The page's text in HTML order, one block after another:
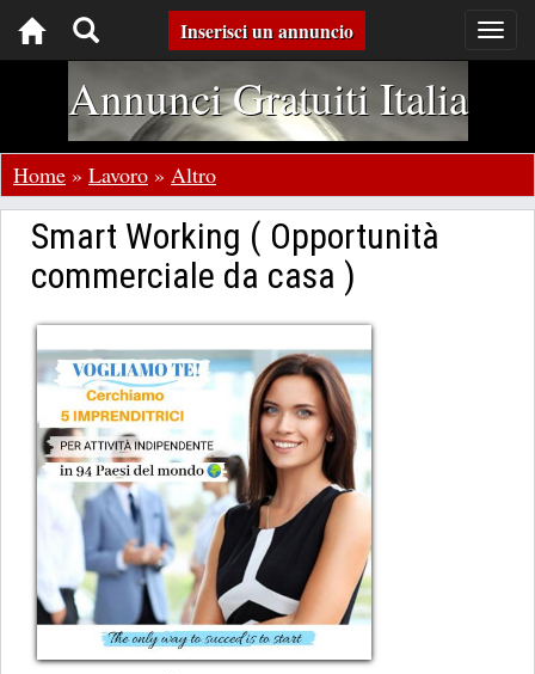
Toggle
navigation
Inserisci un annuncio
Annunci Gratuiti Italia
Home » Lavoro » Altro
Smart Working ( Opportunità
commerciale da casa )